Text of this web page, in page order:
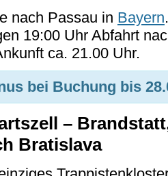
nach Passau in Bayern
19:00 Uhr Abfahrt
ca. 21.00 Uhr.
bei Buchung bis
–
Bratislava